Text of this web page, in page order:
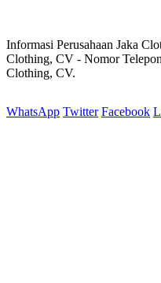
Informasi Perusahaan Jaka
Clothing, CV - Nomor
Clothing, CV.
WhatsApp Twitter Facebook